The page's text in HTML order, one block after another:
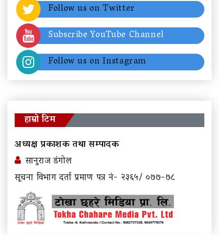
Follow us on Twitter
Subscribe YouTube Channel
Follow us on Instagram
हाम्रो टिम
अध्यक्ष प्रकाशक तथा सम्पादक
सानुराज डंगोल
सूचना विभाग दर्ता प्रमाण पत्र नं- २३६५/ ०७७-७८